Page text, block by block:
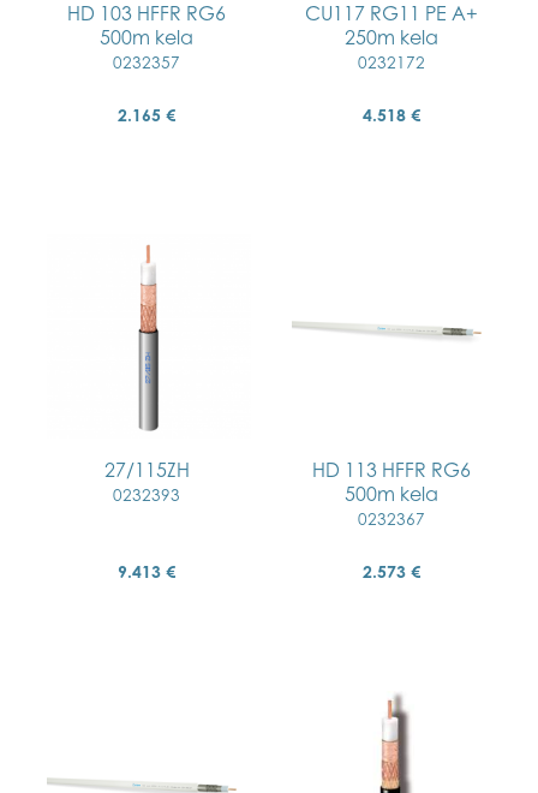
HD 103 HFFR RG6
500m kela
0232357
2.165 €
CU117 RG11 PE A+
250m kela
0232172
4.518 €
27/115ZH
0232393
9.413 €
HD 113 HFFR RG6
500m kela
0232367
2.573 €